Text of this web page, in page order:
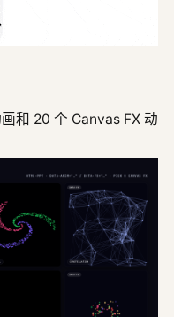
和 20 个 Canvas FX 动